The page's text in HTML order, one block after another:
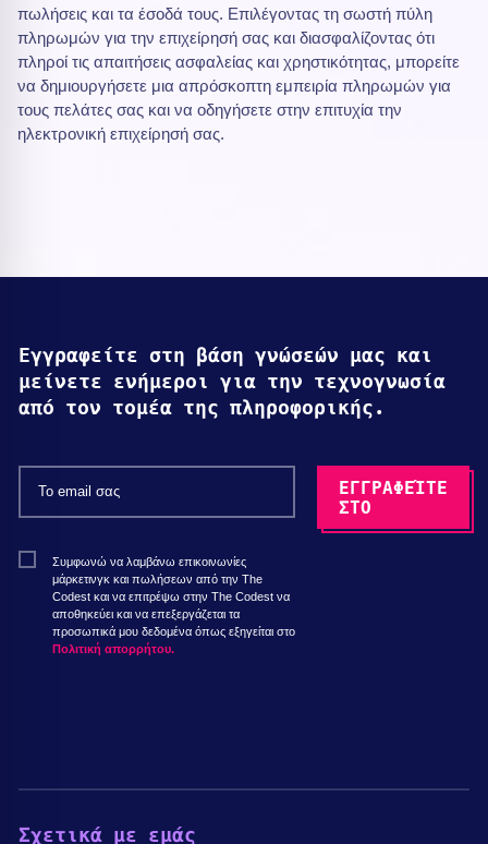
πωλήσεις και τα έσοδά τους. Επιλέγοντας τη σωστή πύλη
πληρωμών για την επιχείρησή σας και διασφαλίζοντας ότι
πληροί τις απαιτήσεις ασφαλείας και χρηστικότητας, μπορείτε
να δημιουργήσετε μια απρόσκοπτη εμπειρία πληρωμών για
τους πελάτες σας και να οδηγήσετε στην επιτυχία την
ηλεκτρονική επιχείρησή σας.
Εγγραφείτε στη βάση γνώσεών μας και
μείνετε ενήμεροι για την τεχνογνωσία
από τον τομέα της πληροφορικής.
Συμφωνώ να λαμβάνω επικοινωνίες
μάρκετινγκ και πωλήσεων από την The
Codest και να επιτρέψω στην The Codest να
αποθηκεύει και να επεξεργάζεται τα
προσωπικά μου δεδομένα όπως εξηγείται στο
Πολιτική απορρήτου.
Σχετικά με εμάς